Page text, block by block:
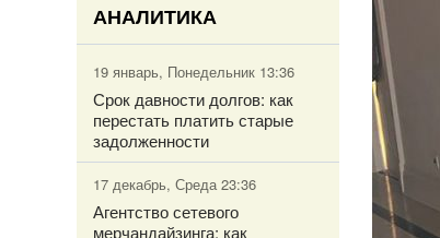
АНАЛИТИКА
19 январь, Понедельник 13:36
Срок давности долгов: как
перестать платить старые
задолженности
17 декабрь, Среда 23:36
Агентство сетевого
мерчандайзинга: как